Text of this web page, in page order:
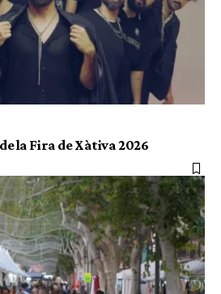
la Fira de Xàtiva 2026